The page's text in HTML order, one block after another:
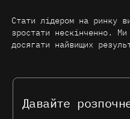
Стати лідером на ринку
зростати нескінченно.
досягати найвищих
Давайте